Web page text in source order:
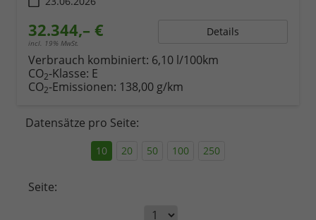
32.344,– €
incl. 19% MwSt.
Details
Verbrauch kombiniert: 6,10 l/100km
CO2-Klasse: E
CO2-Emissionen: 138,00 g/km
Datensätze pro Seite:
10 20 50 100 250
Seite: